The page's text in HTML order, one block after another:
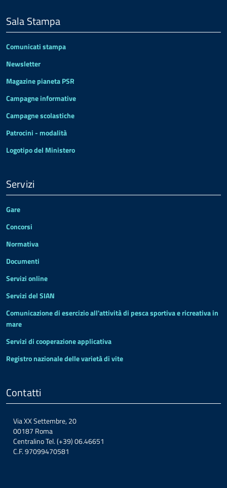
Sala Stampa
Comunicati stampa
Newsletter
Magazine pianeta PSR
Campagne informative
Campagne scolastiche
Patrocini - modalità
Logotipo del Ministero
Servizi
Gare
Concorsi
Normativa
Documenti
Servizi online
Servizi del SIAN
Comunicazione di esercizio all'attività di pesca sportiva e ricreativa in
mare
Servizi di cooperazione applicativa
Registro nazionale delle varietà di vite
Contatti
Via XX Settembre, 20
00187 Roma
Centralino Tel. (+39) 06.46651
C.F. 97099470581